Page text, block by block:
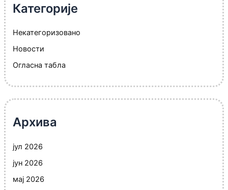
Категорије
Некатегоризовано
Новости
Огласна табла
Архива
јул 2026
јун 2026
мај 2026